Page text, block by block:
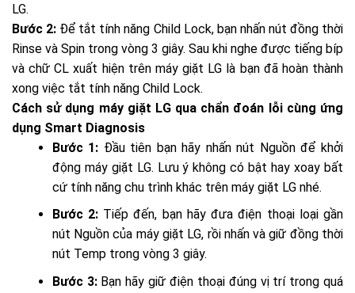
LG.
Bước 2: Để tắt tính năng Child Lock, bạn nhấn nút đồng thời
Rinse và Spin trong vòng 3 giây. Sau khi nghe được tiếng bíp
và chữ CL xuất hiện trên máy giặt LG là bạn đã hoàn thành
xong việc tắt tính năng Child Lock.
Cách sử dụng máy giặt LG qua chẩn đoán lỗi cùng ứng
dụng Smart Diagnosis
Bước 1: Đầu tiên bạn hãy nhấn nút Nguồn để khởi
động máy giặt LG. Lưu ý không có bật hay xoay bất
cứ tính năng chu trình khác trên máy giặt LG nhé.
Bước 2: Tiếp đến, bạn hãy đưa điện thoại loại gần
nút Nguồn của máy giặt LG, rồi nhấn và giữ đồng thời
nút Temp trong vòng 3 giây.
Bước 3: Bạn hãy giữ điện thoại đúng vị trí trong quá